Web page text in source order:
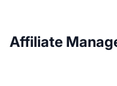
Affiliate